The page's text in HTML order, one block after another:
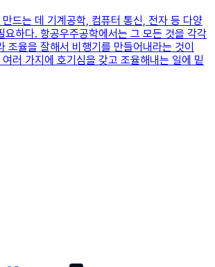
드는 데 기계공학, 컴퓨터 통신, 전자 등 다양
요하다. 항공우주공학에서는 그 모든 것을 각각
조율을 잘해서 비행기를 만들어내라는 것이
러 가지에 호기심을 갖고 조율해내는 일에 밑